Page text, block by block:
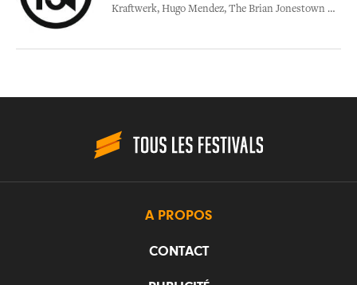
Kraftwerk, Hugo Mendez, The Brian Jonestown Massacre
A PROPOS
CONTACT